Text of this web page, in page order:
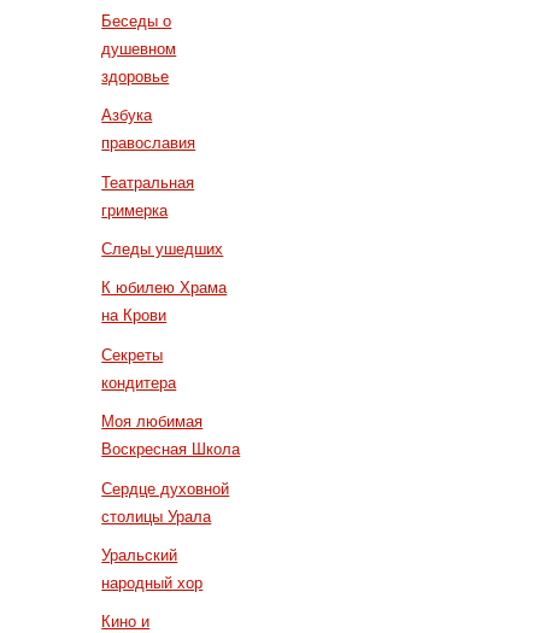
Беседы о
душевном
здоровье
Азбука
православия
Театральная
гримерка
Следы ушедших
К юбилею Храма
на Крови
Секреты
кондитера
Моя любимая
Воскресная Школа
Сердце духовной
столицы Урала
Уральский
народный хор
Кино и